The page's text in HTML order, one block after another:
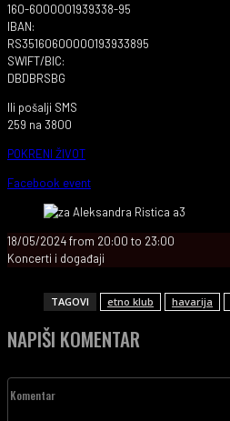
160-6000001939338-95
IBAN:
RS35160600000193933895
SWIFT/BIC:
DBDBRSBG
Ili pošalji SMS
259 na 3800
POKRENI ŽIVOT
Facebook event
18/05/2024from 20:00 to 23:00
Koncerti i događaji
TAGOVI etno klub havarija
NAPIŠI KOMENTAR